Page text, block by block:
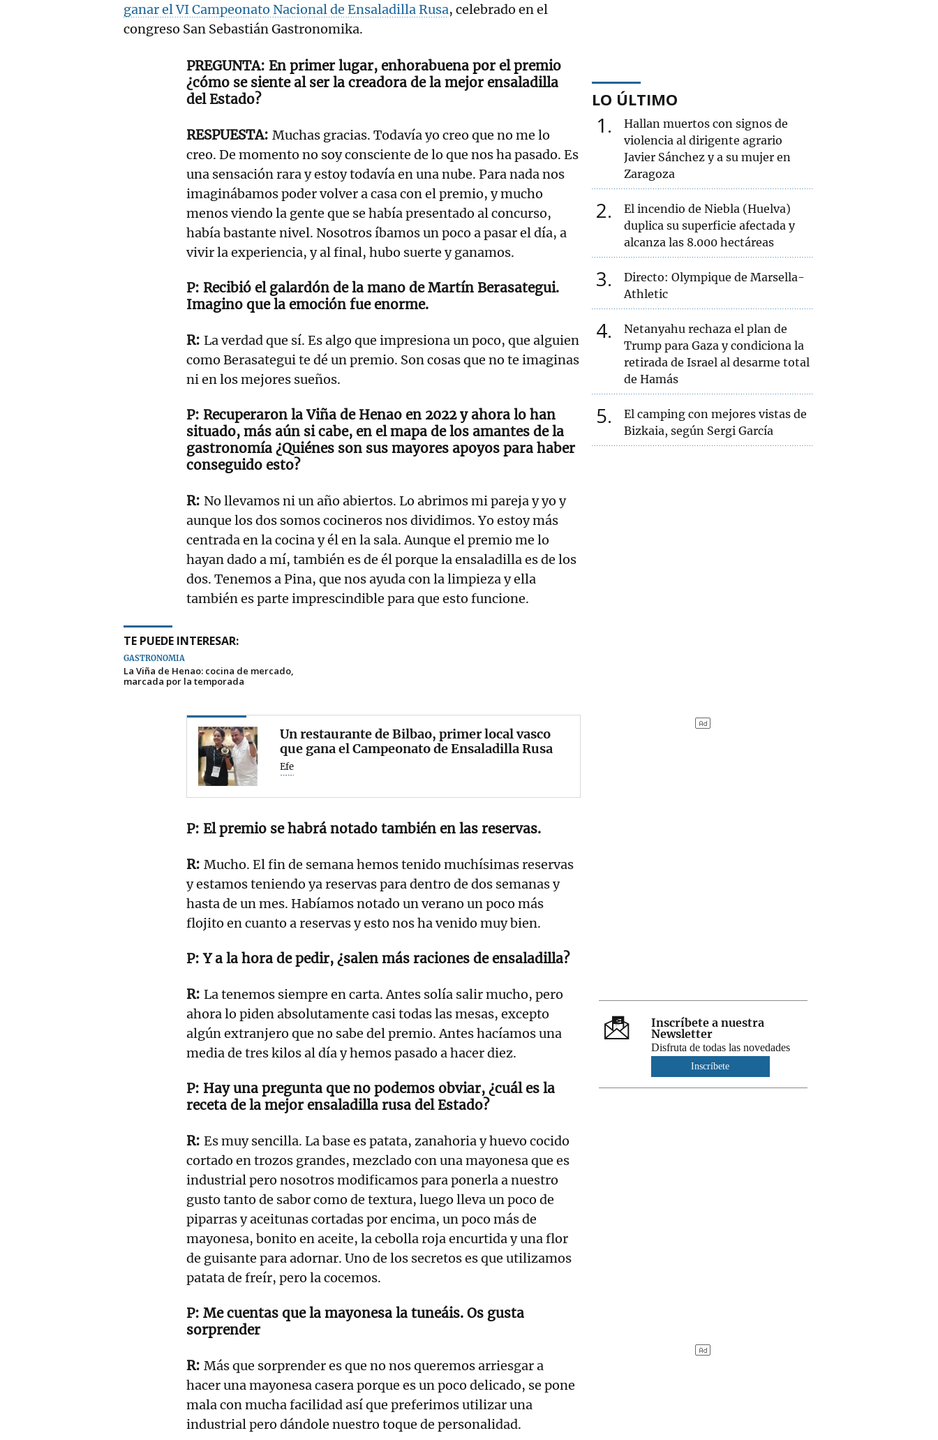
ganar el VI Campeonato Nacional de Ensaladilla Rusa, celebrado en el
congreso San Sebastián Gastronomika.
En primer lugar, enhorabuena por el premio
¿cómo se siente al ser la creadora de la mejor ensaladilla
del Estado?
Muchas gracias. Todavía yo creo que no me lo
creo. De momento no soy consciente de lo que nos ha pasado. Es
una sensación rara y estoy todavía en una nube. Para nada nos
imaginábamos poder volver a casa con el premio, y mucho
menos viendo la gente que se había presentado al concurso,
había bastante nivel. Nosotros íbamos un poco a pasar el día, a
vivir la experiencia, y al final, hubo suerte y ganamos.
Recibió el galardón de la mano de Martín Berasategui.
Imagino que la emoción fue enorme.
La verdad que sí. Es algo que impresiona un poco, que alguien
como Berasategui te dé un premio. Son cosas que no te imaginas
ni en los mejores sueños.
Recuperaron la Viña de Henao en 2022 y ahora lo han
situado, más aún si cabe, en el mapa de los amantes de la
gastronomía ¿Quiénes son sus mayores apoyos para haber
conseguido esto?
No llevamos ni un año abiertos. Lo abrimos mi pareja y yo y
aunque los dos somos cocineros nos dividimos. Yo estoy más
centrada en la cocina y él en la sala. Aunque el premio me lo
hayan dado a mí, también es de él porque la ensaladilla es de los
dos. Tenemos a Pina, que nos ayuda con la limpieza y ella
también es parte imprescindible para que esto funcione.
TE PUEDE INTERESAR:
GASTRONOMÍA
La Viña de Henao: cocina de mercado,
marcada por la temporada
Un restaurante de Bilbao, primer local vasco
que gana el Campeonato de Ensaladilla Rusa
Efe
El premio se habrá notado también en las reservas.
Mucho. El fin de semana hemos tenido muchísimas reservas
y estamos teniendo ya reservas para dentro de dos semanas y
hasta de un mes. Habíamos notado un verano un poco más
flojito en cuanto a reservas y esto nos ha venido muy bien.
Y a la hora de pedir, ¿salen más raciones de ensaladilla?
La tenemos siempre en carta. Antes solía salir mucho, pero
ahora lo piden absolutamente casi todas las mesas, excepto
algún extranjero que no sabe del premio. Antes hacíamos una
media de tres kilos al día y hemos pasado a hacer diez.
Hay una pregunta que no podemos obviar, ¿cuál es la
receta de la mejor ensaladilla rusa del Estado?
Es muy sencilla. La base es patata, zanahoria y huevo cocido
cortado en trozos grandes, mezclado con una mayonesa que es
industrial pero nosotros modificamos para ponerla a nuestro
gusto tanto de sabor como de textura, luego lleva un poco de
piparras y aceitunas cortadas por encima, un poco más de
mayonesa, bonito en aceite, la cebolla roja encurtida y una flor
de guisante para adornar. Uno de los secretos es que utilizamos
patata de freír, pero la cocemos.
Me cuentas que la mayonesa la tuneáis. Os gusta
sorprender
Más que sorprender es que no nos queremos arriesgar a
hacer una mayonesa casera porque es un poco delicado, se pone
mala con mucha facilidad así que preferimos utilizar una
industrial pero dándole nuestro toque de personalidad.
LO ÚLTIMO
1
Hallan muertos con signos de
violencia al dirigente agrario
Javier Sánchez y a su mujer en
Zaragoza
2
El incendio de Niebla (Huelva)
duplica su superficie afectada y
alcanza las 8.000 hectáreas
3
Directo: Olympique de Marsella-
Athletic
4
Netanyahu rechaza el plan de
Trump para Gaza y condiciona la
retirada de Israel al desarme total
de Hamás
5
El camping con mejores vistas de
Bizkaia, según Sergi García
Inscríbete a nuestra
Newsletter
Disfruta de todas las novedades
Inscríbete